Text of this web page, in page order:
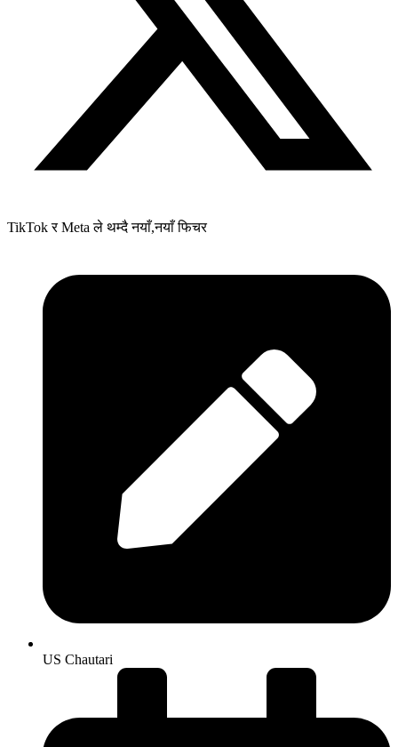
TikTok र Meta ले थम्दै नयाँ,नयाँ फिचर
US Chautari